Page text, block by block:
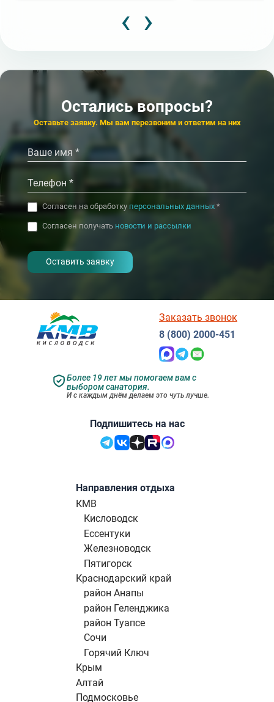
‹ ›
Острова СПА
4.8 Сочи (Центр)
Популярный
‹ ›
Популярный
Алушта
4.7
Алушта
Москва-Крым
‹ ›
Остались вопросы?
Оставьте заявку. Мы вам перезвоним и ответим на них
Согласен на обработку персональных данных*
Согласен получать новости и рассылки
Подпишитесь на нас
Более 19 лет мы помогаем вам с
выбором санатория.
И с каждым днём делаем это чуть лучше.
Заказать звонок
8 (800) 2000-451
Направления отдыха
КМВ
Кисловодск
Ессентуки
Железноводск
Пятигорск
Краснодарский край
район Анапы
район Геленджика
район Туапсе
Сочи
Горячий Ключ
Крым
Алтай
Подмосковье